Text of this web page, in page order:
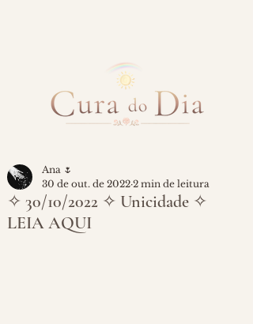
✧ 30/10/2022 ✧ Unicidade ✧
LEIA AQUI
Ana 🌷
30 de out. de 2022 2 min de leitura